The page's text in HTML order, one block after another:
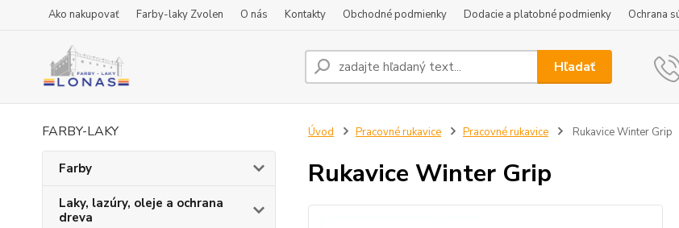
Ako nakupovať Farby-laky Zvolen O nás Kontakty Obchodné podmienky Dodacie a platobné podmienky Ochrana
Hľadať
FARBY-LAKY
Farby
Laky, lazúry, oleje a ochrana
dreva
Úvod Pracovné rukavice Pracovné rukavice Rukavice Winter Grip
Rukavice Winter Grip